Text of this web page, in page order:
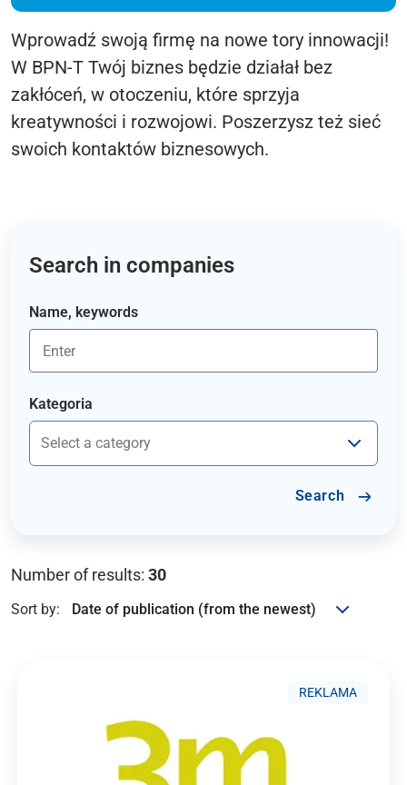
Wprowadź swoją firmę na nowe tory innowacji!
W BPN-T Twój biznes będzie działał bez
zakłóceń, w otoczeniu, które sprzyja
kreatywności i rozwojowi. Poszerzysz też sieć
swoich kontaktów biznesowych.
Search in companies
Name, keywords
Kategoria
Search
Number of results: 30
Sort by:
REKLAMA